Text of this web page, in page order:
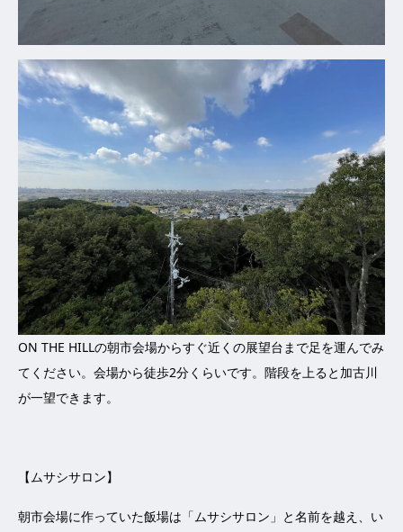
ON THE HILLの朝市会場からすぐ近くの展望台まで足を運んでみ
てください。会場から徒歩2分くらいです。階段を上ると加古川
が一望できます。
【ムサシサロン】
朝市会場に作っていた飯場は「ムサシサロン」と名前を越え、い